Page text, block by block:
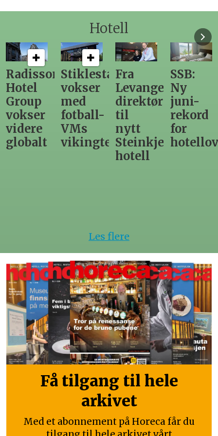
Hotell
Stiklestad
vokser
med
fotball-
VMs
vikingtematikk
Fra
Levanger-
direktør
til
nytt
Steinkjer-
SSB:
Ny
juni-
rekord
for
Elendig
gir
utslag
for
Les flere
Få tilgang til hele
arkivet
Med et abonnement på Horeca får du